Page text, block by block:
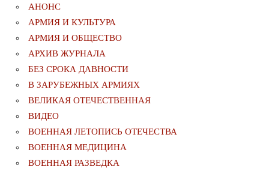
АНОНС
АРМИЯ И КУЛЬТУРА
АРМИЯ И ОБЩЕСТВО
АРХИВ ЖУРНАЛА
БЕЗ СРОКА ДАВНОСТИ
В ЗАРУБЕЖНЫХ АРМИЯХ
ВЕЛИКАЯ ОТЕЧЕСТВЕННАЯ
ВИДЕО
ВОЕННАЯ ЛЕТОПИСЬ ОТЕЧЕСТВА
ВОЕННАЯ МЕДИЦИНА
ВОЕННАЯ РАЗВЕДКА